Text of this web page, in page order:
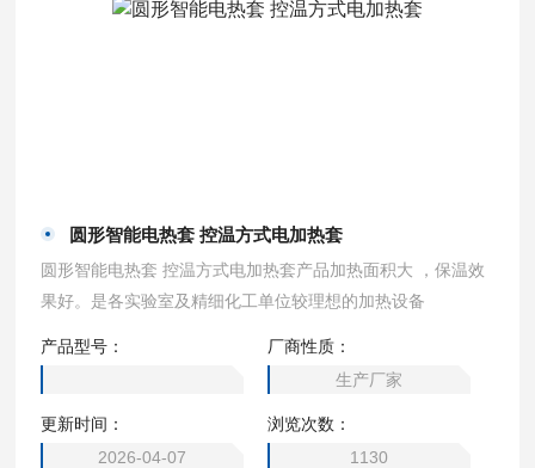
圆形智能电热套 控温方式电加热套
圆形智能电热套 控温方式电加热套产品加热面积大 ，保温效
果好。是各实验室及精细化工单位较理想的加热设备
产品型号：
厂商性质：
生产厂家
更新时间：
2026-04-07
浏览次数：
1130